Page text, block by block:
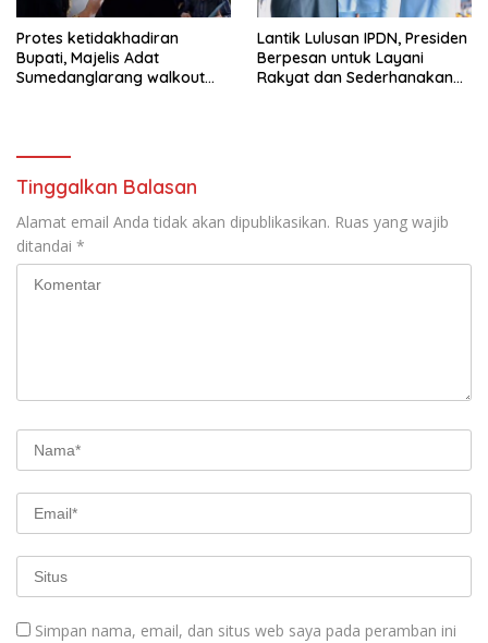
Protes ketidakhadiran
Bupati, Majelis Adat
Sumedanglarang walkout
Lantik Lulusan IPDN, Presiden
Berpesan untuk Layani
Rakyat dan Sederhanakan
Tinggalkan Balasan
Alamat email Anda tidak akan dipublikasikan. Ruas yang wajib
ditandai *
Simpan nama, email, dan situs web saya pada peramban ini